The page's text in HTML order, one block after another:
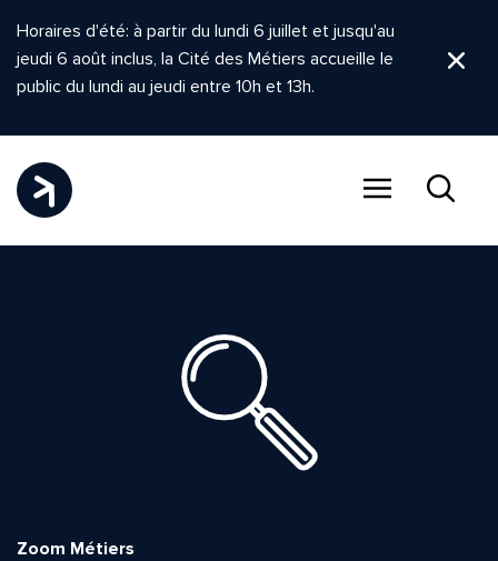
Horaires d'été: à partir du lundi 6 juillet et jusqu'au
jeudi 6 août inclus, la Cité des Métiers accueille le
public du lundi au jeudi entre 10h et 13h.
Zoom Métiers